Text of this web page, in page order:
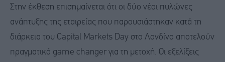
Στην έκθεση επισημαίνεται ότι οι δύο νέοι πυλώνες
ανάπτυξης της εταιρείας που παρουσιάστηκαν κατά τη
διάρκεια του Capital Markets Day στο Λονδίνο αποτελούν
πραγματικό game changer για τη μετοχή. Οι εξελίξεις